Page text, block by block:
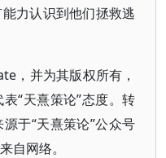
力认识到他们拯救逃
，并为其版权所有，
“天熹策论”态度。转
于“天熹策论”公众号
自网络。